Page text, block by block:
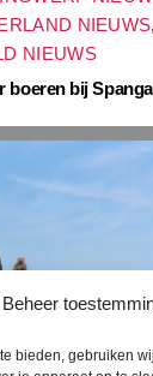
Beheer
bieden, gebruiken
NIEUWS,
NIEUWS
boeren bij Spanga